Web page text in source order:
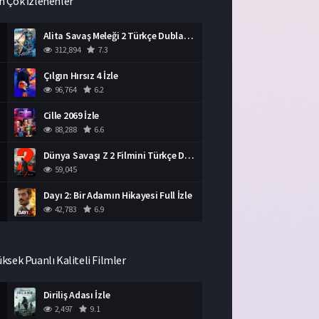
Alita Savaş Meleği 2 Türkçe Dublaj İzle HD Film
312,894 7.3
Çılgın Hırsız 4 İzle
96,764 6.2
Cille 2069 İzle
88,288 6.6
Dünya Savaşı Z 2 Filmini Türkçe Dublaj İzle
59,045
Dayı 2: Bir Adamın Hikayesi Full İzle
42,783 6.9
Puanlı Kaliteli Filmler
Diriliş Adası İzle
2,497 9.1